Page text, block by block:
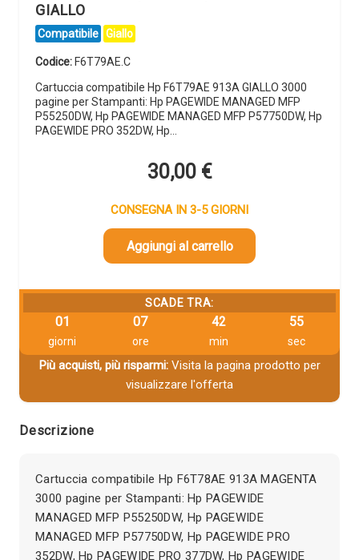
GIALLO
Compatibile Giallo
Codice: F6T79AE.C
Cartuccia compatibile Hp F6T79AE 913A GIALLO 3000
pagine per Stampanti: Hp PAGEWIDE MANAGED MFP
P55250DW, Hp PAGEWIDE MANAGED MFP P57750DW, Hp
PAGEWIDE PRO 352DW, Hp…
30,00 €
CONSEGNA IN 3-5 GIORNI
Aggiungi al carrello
SCADE TRA:
01
giorni
07
ore
42
min
55
sec
Più acquisti, più risparmi:Visita la pagina prodotto per
visualizzare l'offerta
Descrizione
Cartuccia compatibile Hp F6T78AE 913A MAGENTA
3000 pagine per Stampanti: Hp PAGEWIDE
MANAGED MFP P55250DW, Hp PAGEWIDE
MANAGED MFP P57750DW, Hp PAGEWIDE PRO
352DW, Hp PAGEWIDE PRO 377DW, Hp PAGEWIDE